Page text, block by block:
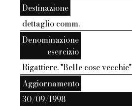
Destinazione
dettaglio comm.
Denominazione
esercizio
Rigattiere. "Belle cose vecchie"
Aggiornamento
30/09/1998